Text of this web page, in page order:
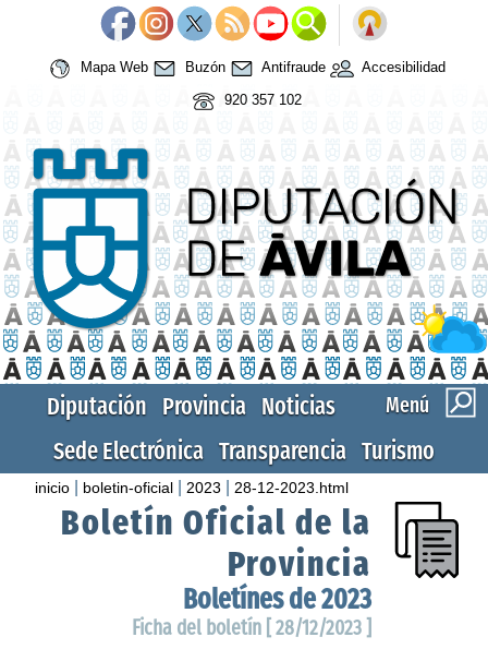
Mapa Web Buzón Antifraude
Accesibilidad
920 357 102
Menú
Diputación Provincia Noticias
Sede Electrónica Transparencia Turismo
inicio boletin-oficial 2023 28-12-2023.html
Boletín Oficial de la
Provincia
Boletínes de 2023
Ficha del boletín [ 28/12/2023 ]